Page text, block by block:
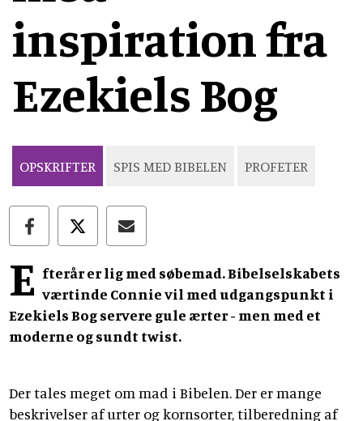
inspiration fra
Ezekiels Bog
OPSKRIFTER SPIS MED BIBELEN PROFETER
E fterår er lig med søbemad. Bibelselskabets
værtinde Connie vil med udgangspunkt i
Ezekiels Bog servere gule ærter - men med et
moderne og sundt twist.
Der tales meget om mad i Bibelen. Der er mange
beskrivelser af urter og kornsorter, tilberedning af